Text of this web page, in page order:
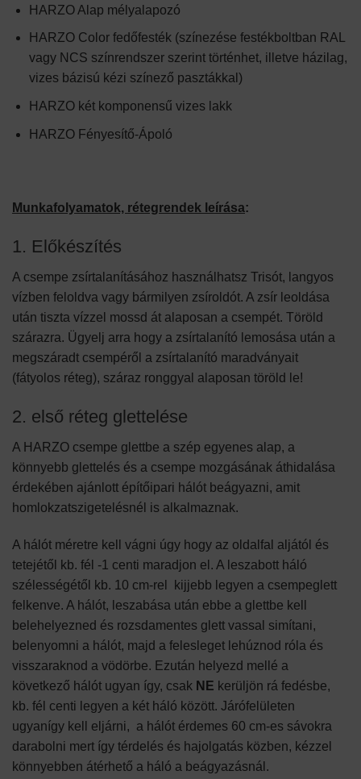
HARZO Alap mélyalapozó
HARZO Color fedőfesték (színezése festékboltban RAL
vagy NCS színrendszer szerint történhet, illetve házilag,
vizes bázisú kézi színező pasztákkal)
HARZO két komponensű vizes lakk
HARZO Fényesítő-Ápoló
Munkafolyamatok, rétegrendek leírása:
1. Előkészítés
A csempe zsírtalanításához használhatsz Trisót, langyos
vízben feloldva vagy bármilyen zsíroldót. A zsír leoldása
után tiszta vízzel mossd át alaposan a csempét. Töröld
szárazra. Ügyelj arra hogy a zsírtalanító lemosása után a
megszáradt csempéről a zsírtalanító maradványait
(fátyolos réteg), száraz ronggyal alaposan töröld le!
2. első réteg glettelése
A HARZO csempe glettbe a szép egyenes alap, a
könnyebb glettelés és a csempe mozgásának áthidalása
érdekében ajánlott építőipari hálót beágyazni, amit
homlokzatszigetelésnél is alkalmaznak.
A hálót méretre kell vágni úgy hogy az oldalfal aljától és
tetejétől kb. fél -1 centi maradjon el. A leszabott háló
szélességétől kb. 10 cm-rel kijjebb legyen a csempeglett
felkenve. A hálót, leszabása után ebbe a glettbe kell
belehelyezned és rozsdamentes glett vassal simítani,
belenyomni a hálót, majd a felesleget lehúznod róla és
visszaraknod a vödörbe. Ezután helyezd mellé a
következő hálót ugyan így, csak NE kerüljön rá fedésbe,
kb. fél centi legyen a két háló között. Járófelületen
ugyanígy kell eljárni, a hálót érdemes 60 cm-es sávokra
darabolni mert így térdelés és hajolgatás közben, kézzel
könnyebben átérhető a háló a beágyazásnál.